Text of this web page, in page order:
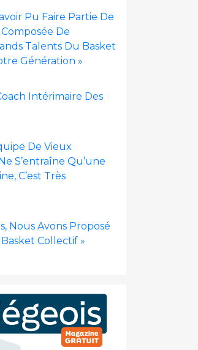
Pu Faire Partie De
De
Talents Du Basket
Génération »
Intérimaire Des
De Vieux
S’entraîne Qu’une
C’est Très
Nous Avons Proposé
Collectif »